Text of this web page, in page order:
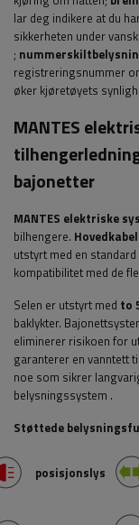
lar deg indikere at du
sikkerheten under
;
registreringsnummer
øker kjøretøyets
MANTES
bajonetter
MANTES elektriske
bilhengere.
utstyrt med en standard
kompatibilitet med de
Selen er utstyrt med to
baklykter.
eliminerer risikoen for
garanterer en vanntett
noe som sikrer
belysningssystem .
Støttede
posisjonslys